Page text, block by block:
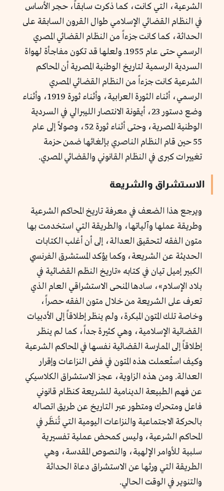
الشرعية، التي كانت، كما ذكرت سابقاً، حجر الأساس
في النظام القضائي الإسلامي طوال القرون السابقة على
الحداثة، كما كانت جزءاً من النظام القضائي المصري
الرسمي حتى عام 1955. ولعلها قد تكون مفاجأة لهواة
السردية الرسمية لتاريخ الوطنية المصرية أن المحاكم
الشرعية كانت جزءاً من النظام القضائي المصري
الرسمي، أثناء الثورة العرابية، وأثناء ثورة 1919، وأثناء
وضع دستور 23، أيقونة الانتصار الليبرالي في السردية
الوطنية المصرية، وحتى أثناء ثورة 52، وصولاً إلى عام
55 حين قام النظام الناصري بإلغائها ضمن حزمة
تغييرات كبرى في النظام القانوني والقضائي المصري.
الاستشراق والشريعة
ويرجع هذا الضعف في معرفة تاريخ المحاكم الشرعية
وطريقة عملها وآلياتها، والطريقة التي استخدمت بها
متون الفقه لتحقيق العدالة، إلى أن أغلب الكتابات
الحديثة عن الشريعة، وكما يؤكد المستشرق الفرنسي
الكبير إميل تيان في كتابه «تاريخ النظم القضائية في
بلاد الإسلام»، سادها المنحى الاستشراقي العام الذي
تعرف على الشريعة من خلال متون الفقه حصراً،
وخاصة تلك المتون المبكرة، ولم ينظر إطلاقاً إلى الأدبيات
القضائية الإسلامية، وهي كثيرة جداً، كما لم ينظر
إطلاقاً إلى الممارسة القضائية نفسها في المحاكم الشرعية
وكيف استُعملت هذه المتون في فض النزاعات وإقرار
العدالة. ومن هذه الزاوية، عجز الاستشراق الكلاسيكي
عن فهم الطبيعة الدينامية للشريعة كنظام قانوني
فاعل ومتحرك ومتطور عبر التاريخ عن طريق اتصاله
بالحركة الاجتماعية والنزاعات اليومية التي تُنظَر في
المحاكم الشرعية، وليس كمحض عملية تفسيرية
سلبية للأوامر الإلهية، والنصوص المقدسة، وهي
الطريقة التي ورثها عن الاستشراق دعاة الحداثة
والتنوير في الوقت الحالي.